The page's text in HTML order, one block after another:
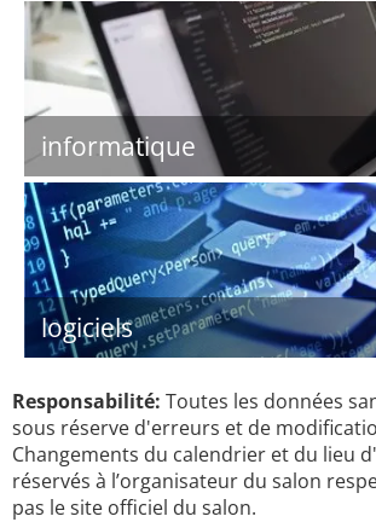
informatique
logiciels
Responsabilité: Toutes les données
sous réserve d'erreurs et de
Changements du calendrier et du lieu
réservés à l’organisateur du salon
pas le site officiel du salon.